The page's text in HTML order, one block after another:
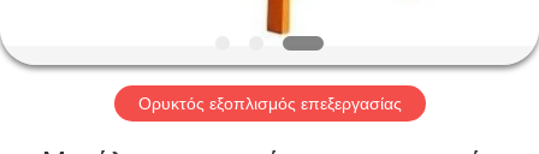
VR
ΠΑΡΟΥΣΙΆΣΤΕ
Ορυκτός εξοπλισμός επεξεργασίας